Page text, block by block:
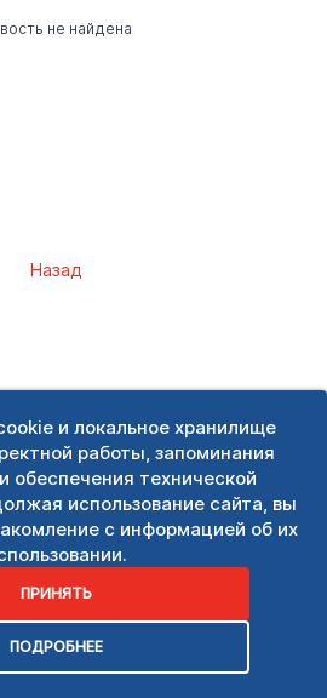
и локальное хранилище
работы, запоминания
обеспечения технической
использование сайта, вы
с информацией об их
ПРИНЯТЬ
ПОДРОБНЕЕ
не найдена
Назад